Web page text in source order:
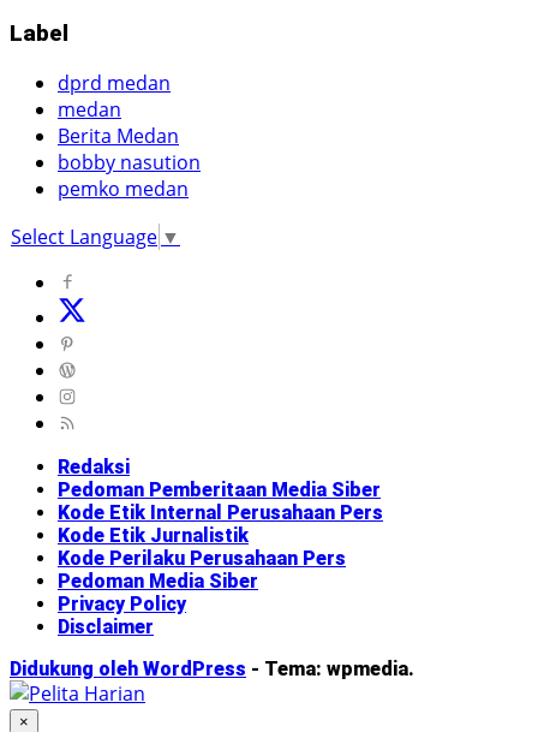
Label
dprd medan
medan
Berita Medan
bobby nasution
pemko medan
Select Language ▼
Redaksi
Pedoman Pemberitaan Media Siber
Kode Etik Internal Perusahaan Pers
Kode Etik Jurnalistik
Kode Perilaku Perusahaan Pers
Pedoman Media Siber
Privacy Policy
Disclaimer
Didukung oleh WordPress - Tema: wpmedia.
×